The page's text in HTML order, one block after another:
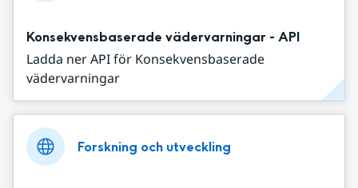
Konsekvensbaserade vädervarningar - API
Ladda ner API för Konsekvensbaserade
vädervarningar
Forskning och utveckling